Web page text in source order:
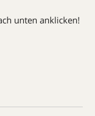
unten anklicken!